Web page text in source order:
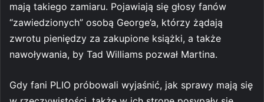
mają takiego zamiaru. Pojawiają się głosy fanów
“zawiedzionych” osobą George’a, którzy żądają
zwrotu pieniędzy za zakupione książki, a także
nawoływania, by Tad Williams pozwał Martina.
Gdy fani PLIO próbowali wyjaśnić, jak sprawy mają się